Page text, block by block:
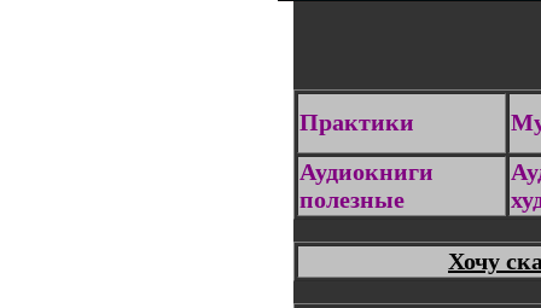
Практики
Аудиокниги
полезные
Хочу